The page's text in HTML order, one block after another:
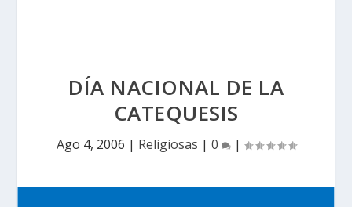
DÍA NACIONAL DE LA
CATEQUESIS
Ago 4, 2006 | Religiosas | 0 |